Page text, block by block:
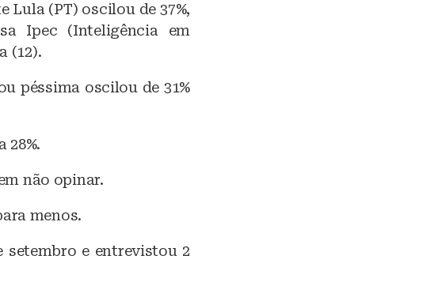
(PT) oscilou de 37%,
Ipec (Inteligência em
(12).
péssima oscilou de 31%
28%.
não opinar.
menos.
setembro e entrevistou 2